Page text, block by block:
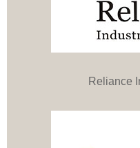
Reliance